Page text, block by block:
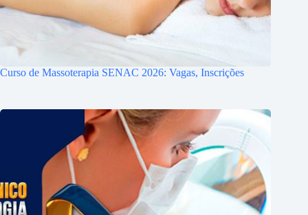
Curso de Massoterapia SENAC 2026: Vagas, Inscrições